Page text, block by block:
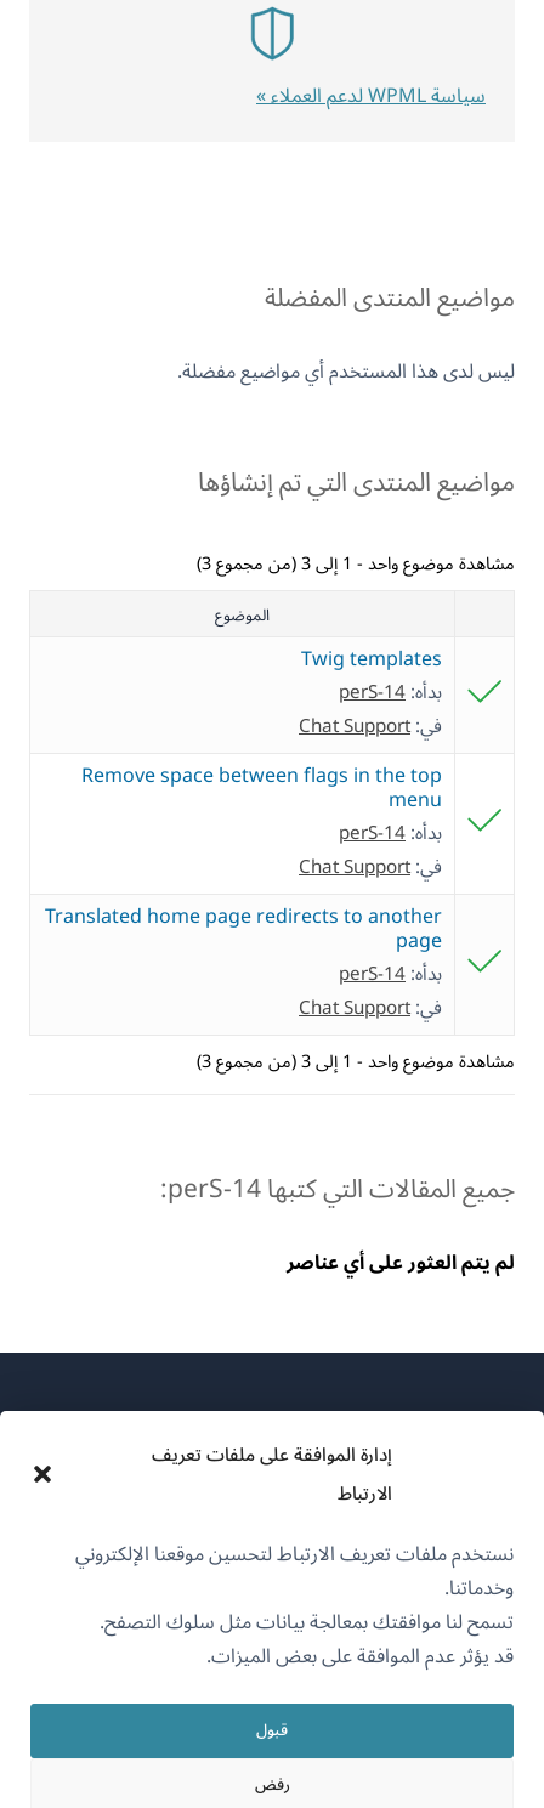
إدارة الموافقة على ملفات تعريف
الارتباط
نستخدم ملفات تعريف الارتباط لتحسين موقعنا الإلكتروني
وخدماتنا.
تسمح لنا موافقتك بمعالجة بيانات مثل سلوك التصفح.
قد يؤثر عدم الموافقة على بعض الميزات.
قبول
رفض
مواضيع المنتدى المفضلة
ليس لدى هذا المستخدم أي مواضيع مفضلة.
مواضيع المنتدى التي تم إنشاؤها
مشاهدة موضوع واحد - 1 إلى 3 (من مجموع 3)
الموضوع
Twig templates
بدأه:perS-14
في:Chat Support
Remove space between flags in the top
menu
بدأه:perS-14
في:Chat Support
Translated home page redirects to another
page
بدأه:perS-14
في:Chat Support
مشاهدة موضوع واحد - 1 إلى 3 (من مجموع 3)
جميع المقالات التي كتبها perS-14:
لم يتم العثور على أي عناصر
سياسة WPML لدعم العملاء »
العربية
سياسة GDPR والخصوصية
انضم إلى فريقنا (يفتح
جديدة)
(يفتح
نافذة
جديدة)
(يفتح
نافذة
جديدة)
(يفتح
جديدة)